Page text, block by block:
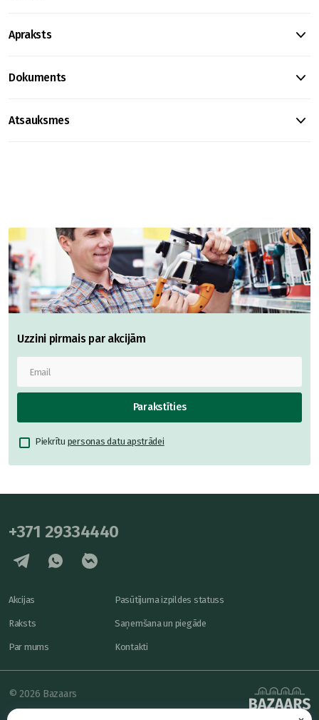
Apraksts
Dokuments
Atsauksmes
Uzzini pirmais par akcijām
Parakstīties
Piekrītu personas datu apstrādei
+371 29334440
Akcijas
Raksts
Par mums
Pasūtījuma izpildes statuss
Saņemšana un piegāde
Kontakti
© 2026 Bazaars